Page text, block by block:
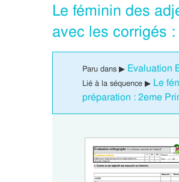
Le féminin des
avec les corrigés
Paru dans ▶ Evaluation
Lié à la séquence ▶ Le
préparation : 2eme